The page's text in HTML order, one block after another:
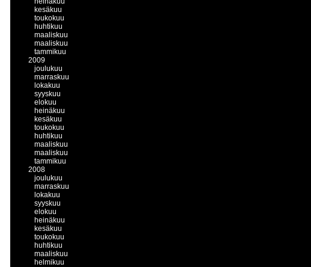
kesäkuu
toukokuu
huhtikuu
maaliskuu
maaliskuu
tammikuu
2009
joulukuu
marraskuu
lokakuu
syyskuu
elokuu
heinäkuu
kesäkuu
toukokuu
huhtikuu
maaliskuu
maaliskuu
tammikuu
2008
joulukuu
marraskuu
lokakuu
syyskuu
elokuu
heinäkuu
kesäkuu
toukokuu
huhtikuu
maaliskuu
helmikuu